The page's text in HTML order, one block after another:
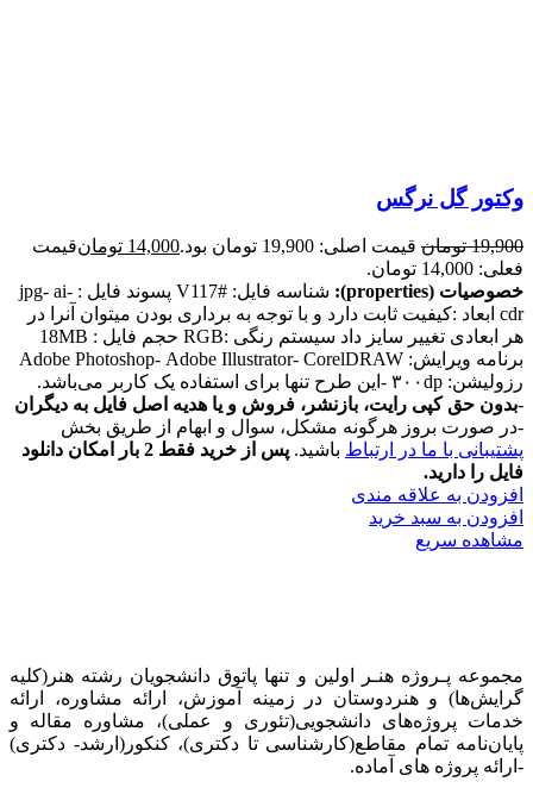
وکتور گل نرگس
19,900 تومان قیمت اصلی: 19,900 تومان بود. 14,000 تومانقیمت
فعلی: 14,000 تومان.
خصوصیات (properties):
شناسه فایل: #V117 پسوند فایل : jpg- ai-
cdr ابعاد :کیفیت ثابت دارد و با توجه به برداری بودن میتوان آنرا در
هر ابعادی تغییر سایز داد سیستم رنگی :RGB حجم فایل : 18MB
برنامه ویرایش: Adobe Photoshop- Adobe Illustrator- CorelDRAW
رزولیشن: ۳۰۰dp -این طرح تنها برای استفاده یک کاربر می‌باشد.
-بدون حق کپی رایت، بازنشر، فروش و یا هدیه اصل فایل به دیگران
-در صورت بروز هرگونه مشکل، سوال و ابهام از طریق بخش
پشتیبانی با ما در ارتباط باشید.
پس از خرید فقط 2 بار امکان دانلود
فایل را دارید.
افزودن به علاقه مندی
افزودن به سبد خرید
مشاهده سریع
مجموعه پـروژه‌ هنـر اولین و تنها پاتوق دانشجویان رشته هنر(کلیه
گرایش‌ها) و هنردوستان در زمینه آموزش، ارائه‌ مشاوره‌، ارائه
خدمات پروژه‌های‌ دانشجویی(تئوری و عملی)، مشاوره مقاله و
پایان‌نامه تمام مقاطع(کارشناسی تا دکتری)، کنکور(ارشد- دکتری)
-ارائه پروژه های آماده.